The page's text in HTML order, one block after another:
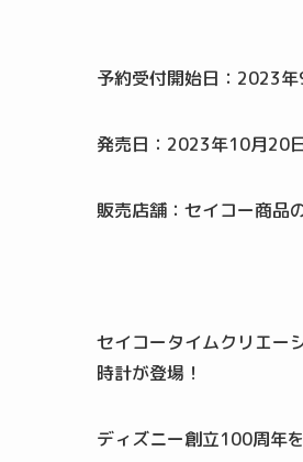
予約受付開始日：2023年
発売日：2023年10月20日
販売店舗：セイコー商品
セイコータイムクリエー
時計が登場！
ディズニー創立100周年